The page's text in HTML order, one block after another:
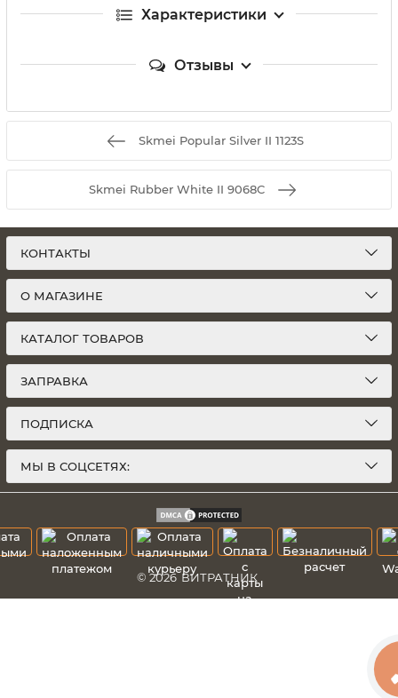
Характеристики
Отзывы
Skmei Popular Silver II 1123S
Skmei Rubber White II 9068C
КОНТАКТЫ
О МАГАЗИНЕ
КАТАЛОГ ТОВАРОВ
ЗАПРАВКА
ПОДПИСКА
МЫ В СОЦСЕТЯХ:
© 2026 ВИТРАТНИК